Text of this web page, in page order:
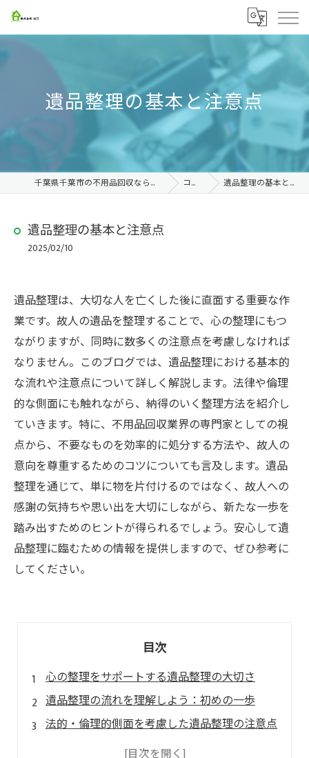
遺品整理の基本と注意点
千葉県千葉市の不用品回収なら株式会社ACT コラム 遺品整理の基本と注意点
遺品整理の基本と注意点
2025/02/10
遺品整理は、大切な人を亡くした後に直面する重要な作
業です。故人の遺品を整理することで、心の整理にもつ
ながりますが、同時に数多くの注意点を考慮しなければ
なりません。このブログでは、遺品整理における基本的
な流れや注意点について詳しく解説します。法律や倫理
的な側面にも触れながら、納得のいく整理方法を紹介し
ていきます。特に、不用品回収業界の専門家としての視
点から、不要なものを効率的に処分する方法や、故人の
意向を尊重するためのコツについても言及します。遺品
整理を通じて、単に物を片付けるのではなく、故人への
感謝の気持ちや思い出を大切にしながら、新たな一歩を
踏み出すためのヒントが得られるでしょう。安心して遺
品整理に臨むための情報を提供しますので、ぜひ参考に
してください。
目次
心の整理をサポートする遺品整理の大切さ
遺品整理の流れを理解しよう：初めの一歩
法的・倫理的側面を考慮した遺品整理の注意点
効率的な不用品処分方法とそのコツ